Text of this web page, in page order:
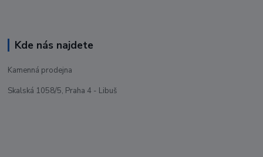
Kde nás najdete
Kamenná prodejna
Skalská 1058/5, Praha 4 - Libuš